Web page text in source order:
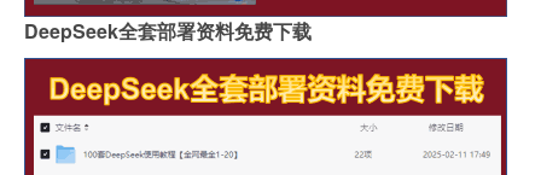
DeepSeek全套部署资料免费下载